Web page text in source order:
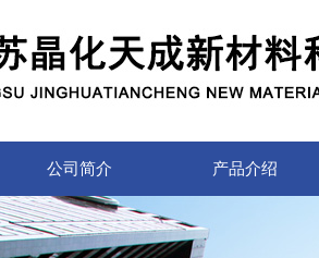
公司简介 产品介绍